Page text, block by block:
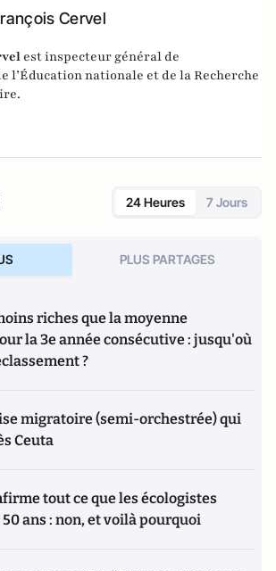
Cervel
est inspecteur général de
l’Éducation nationale et de la Recherche
24 Heures 7 Jours
PLUS PARTAGES
riches que la moyenne
la 3e année consécutive : jusqu'où
?
migratoire (semi-orchestrée) qui
Ceuta
tout ce que les écologistes
ans : non, et voilà pourquoi